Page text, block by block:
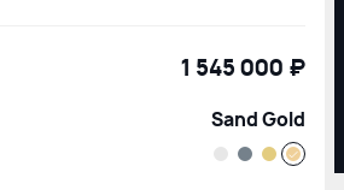
1 545 000 ₽
Sand Gold